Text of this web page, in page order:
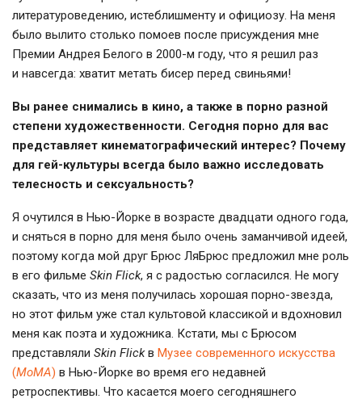
литературоведению, истеблишменту и официозу. На меня
было вылито столько помоев после присуждения мне
Премии Андрея Белого в 2000-м году, что я решил раз
и навсегда: хватит метать бисер перед свиньями!
Вы ранее снимались в кино, а также в порно разной
степени художественности. Сегодня порно для вас
представляет кинематографический интерес? Почему
для гей-культуры всегда было важно исследовать
телесность и сексуальность?
Я очутился в Нью-Йорке в возрасте двадцати одного года,
и cняться в порно для меня было очень заманчивой идеей,
поэтому когда мой друг Брюс ЛяБрюс предложил мне роль
в его фильме Skin Flick, я с радостью согласился. Не могу
сказать, что из меня получилась хорошая порно-звезда,
но этот фильм уже стал культовой классикой и вдохновил
меня как поэта и художника. Кстати, мы с Брюсом
представляли Skin Flickв Музее современного искусства
(МоМА) в Нью-Йорке во время его недавней
ретроспективы. Что касается моего сегодняшнего